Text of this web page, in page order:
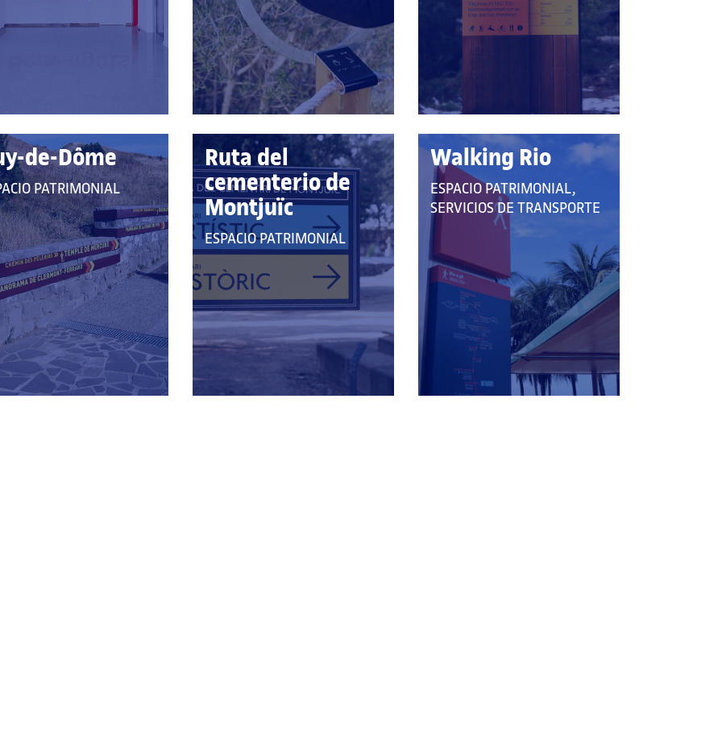
LAS
CATEGORÍAS:
CATEGORÍAS:
de-Dôme
PATRIMONIAL
Ruta del
cementerio de
Montjuïc
QUE
PERTENECE
A
LAS
CATEGORÍAS:
ESPACIO PATRIMONIAL
Walking Rio
QUE
PERTENECE
A
CATEGORÍAS:
ESPACIO PATRIMONIAL,
SERVICIOS DE TRANSPORTE